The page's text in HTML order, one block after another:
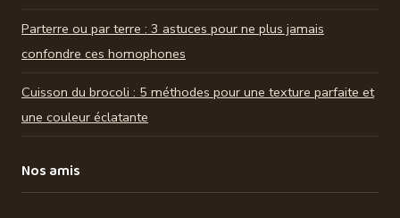
Parterre ou par terre : 3 astuces pour ne plus jamais
confondre ces homophones
Cuisson du brocoli : 5 méthodes pour une texture parfaite et
une couleur éclatante
Nos amis